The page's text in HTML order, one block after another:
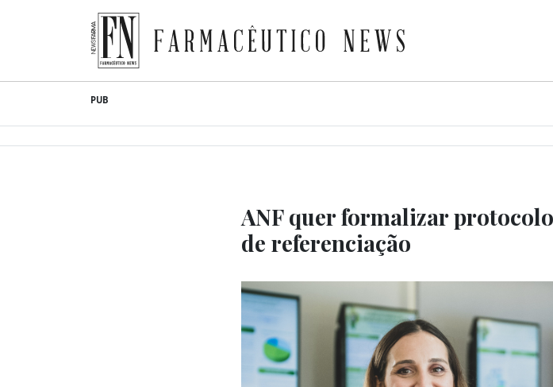
content
Farmacêutico News
PUB
ANF quer formalizar
de referenciação